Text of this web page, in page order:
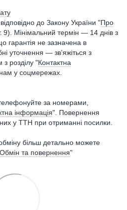
до Закону України "Про
9). Мінімальний термін — 14 днів з
гарантія не зазначена в
уточнення — зв’яжіться з
розділу "Контактна
у соцмережах.
за номерами,
інформація". Повернення
у ТТН при отриманні посилки.
більш детально можете
Обмін та повернення"